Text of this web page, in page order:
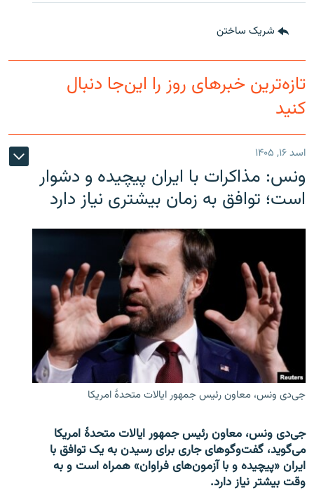
شریک ساختن
تازه‌ترین خبرهای روز را این‌جا دنبال
کنید
اسد ۱۶, ۱۴۰۵
ونس: مذاکرات با ایران پیچیده و دشوار
است؛ توافق به زمان بیشتری نیاز دارد
جی‌دی ونس، معاون رئیس جمهور ایالات متحدۀ امریکا
جی‌دی ونس، معاون رئیس جمهور ایالات متحدۀ امریکا
می‌گوید، گفت‌وگوهای جاری برای رسیدن به یک توافق با
ایران «پیچیده و با آزمون‌های فراوان» همراه است و به
وقت بیشتر نیاز دارد.